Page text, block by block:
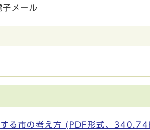
子メール
する市の考え方 (PDF形式、